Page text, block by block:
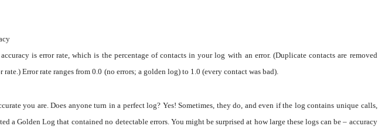
is error rate, which is the percentage of contacts in your log with an error. (Duplicate contacts are removed
Error rate ranges from 0.0 (no errors; a golden log) to 1.0 (every contact was bad).
you are. Does anyone turn in a perfect log? Yes! Sometimes, they do, and even if the log contains unique calls,
a Golden Log that contained no detectable errors. You might be surprised at how large these logs can be – accuracy